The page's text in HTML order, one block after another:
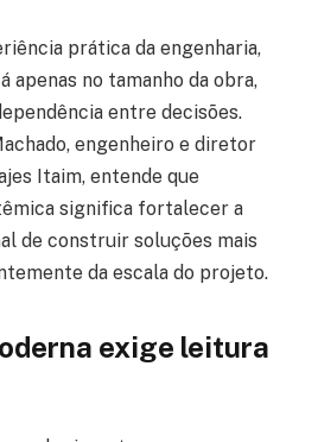
prática da engenharia,
apenas no tamanho da obra,
entre decisões.
engenheiro e diretor
Itaim, entende que
significa fortalecer a
de construir soluções mais
da escala do projeto.
exige leitura